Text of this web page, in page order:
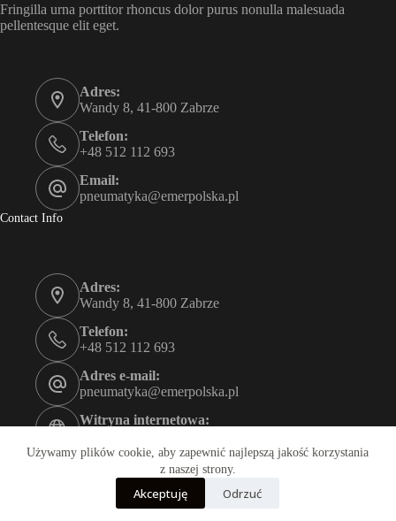
Używamy plików cookie, aby zapewnić najlepszą jakość korzystania
z naszej strony.
Akceptuję Odrzuć
Fringilla urna porttitor rhoncus dolor purus nonulla malesuada
pellentesque elit eget.
Adres:
Wandy 8, 41-800 Zabrze
Telefon:
+48 512 112 693
Email:
pneumatyka@emerpolska.pl
Contact Info
Adres:
Wandy 8, 41-800 Zabrze
Telefon:
+48 512 112 693
Adres e-mail:
pneumatyka@emerpolska.pl
Witryna internetowa:
Godziny otwarcia
8:00-17:00
Copyright © 2026 - Motyw WordPress stworzony przez